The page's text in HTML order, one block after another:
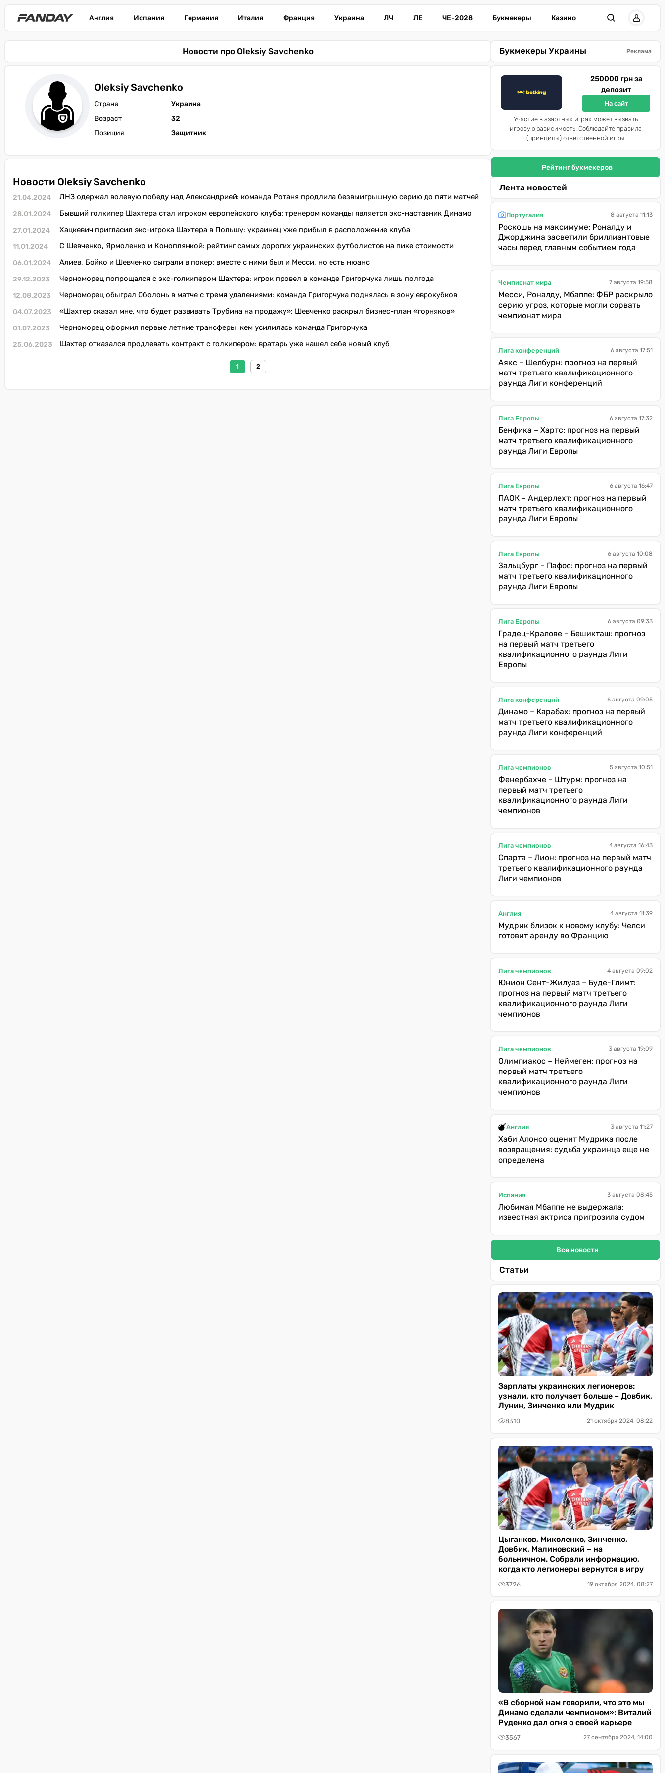
Англия Испания Германия Италия Франция Украина ЛЧ ЛЕ ЧЕ-2028 Букмекеры Казино
Новости про Oleksiy Savchenko
Oleksiy Savchenko
Страна
Украина
Возраст
32
Позиция
Защитник
Новости Oleksiy Savchenko
21.04.2024 ЛНЗ одержал волевую победу над Александрией: команда Ротаня продлила безвыигрышную серию до пяти матчей
28.01.2024 Бывший голкипер Шахтера стал игроком европейского клуба: тренером команды является экс-наставник Динамо
27.01.2024 Хацкевич пригласил экс-игрока Шахтера в Польшу: украинец уже прибыл в расположение клуба
11.01.2024 С Шевченко, Ярмоленко и Коноплянкой: рейтинг самых дорогих украинских футболистов на пике стоимости
06.01.2024 Алиев, Бойко и Шевченко сыграли в покер: вместе с ними был и Месси, но есть нюанс
29.12.2023 Черноморец попрощался с экс-голкипером Шахтера: игрок провел в команде Григорчука лишь полгода
12.08.2023 Черноморец обыграл Оболонь в матче с тремя удалениями: команда Григорчука поднялась в зону еврокубков
04.07.2023 «Шахтер сказал мне, что будет развивать Трубина на продажу»: Шевченко раскрыл бизнес-план «горняков»
01.07.2023 Черноморец оформил первые летние трансферы: кем усилилась команда Григорчука
25.06.2023 Шахтер отказался продлевать контракт с голкипером: вратарь уже нашел себе новый клуб
1 2
Букмекеры Украины Реклама
250000 грн за
депозит
На сайт
Участие в азартных играх может вызвать
игровую зависимость. Соблюдайте правила
(принципы) ответственной игры
Рейтинг букмекеров
Лента новостей
Португалия 8 августа 11:13
Роскошь на максимуме: Роналду и
Джорджина засветили бриллиантовые
часы перед главным событием года
Чемпионат мира 7 августа 19:58
Месси, Роналду, Мбаппе: ФБР раскрыло
серию угроз, которые могли сорвать
чемпионат мира
Лига конференций 6 августа 17:51
Аякс – Шелбурн: прогноз на первый
матч третьего квалификационного
раунда Лиги конференций
Лига Европы 6 августа 17:32
Бенфика – Хартс: прогноз на первый
матч третьего квалификационного
раунда Лиги Европы
Лига Европы 6 августа 16:47
ПАОК – Андерлехт: прогноз на первый
матч третьего квалификационного
раунда Лиги Европы
Лига Европы 6 августа 10:08
Зальцбург – Пафос: прогноз на первый
матч третьего квалификационного
раунда Лиги Европы
Лига Европы 6 августа 09:33
Градец-Кралове – Бешикташ: прогноз
на первый матч третьего
квалификационного раунда Лиги
Европы
Лига конференций 6 августа 09:05
Динамо – Карабах: прогноз на первый
матч третьего квалификационного
раунда Лиги конференций
Лига чемпионов 5 августа 10:51
Фенербахче – Штурм: прогноз на
первый матч третьего
квалификационного раунда Лиги
чемпионов
Лига чемпионов 4 августа 16:43
Спарта – Лион: прогноз на первый матч
третьего квалификационного раунда
Лиги чемпионов
Англия 4 августа 11:39
Мудрик близок к новому клубу: Челси
готовит аренду во Францию
Лига чемпионов 4 августа 09:02
Юнион Сент-Жилуаз – Буде-Глимт:
прогноз на первый матч третьего
квалификационного раунда Лиги
чемпионов
Лига чемпионов 3 августа 19:09
Олимпиакос – Неймеген: прогноз на
первый матч третьего
квалификационного раунда Лиги
чемпионов
Англия 3 августа 11:27
Хаби Алонсо оценит Мудрика после
возвращения: судьба украинца еще не
определена
Испания 3 августа 08:45
Любимая Мбаппе не выдержала:
известная актриса пригрозила судом
Все новости
Статьи
Зарплаты украинских легионеров:
узнали, кто получает больше – Довбик,
Лунин, Зинченко или Мудрик
8310 21 октября 2024, 08:22
Цыганков, Миколенко, Зинченко,
Довбик, Малиновский – на
больничном. Собрали информацию,
когда кто легионеры вернутся в игру
3726 19 октября 2024, 08:27
«В сборной нам говорили, что это мы
Динамо сделали чемпионом»: Виталий
Руденко дал огня о своей карьере
3567 27 сентября 2024, 14:00